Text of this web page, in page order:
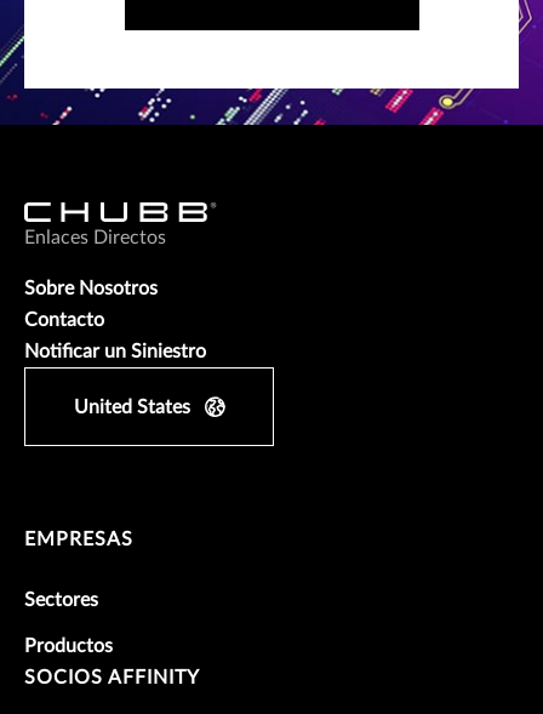
Enlaces Directos
Sobre Nosotros
Contacto
Notificar un Siniestro
United States
EMPRESAS
Sectores
Productos
SOCIOS AFFINITY